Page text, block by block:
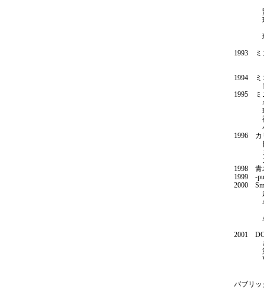
賢者の
現代
現代
1993 ミ
1994 ミ
1994
1995 ミ
名古
現代美
視るこ
小品
1996 カ
日の出
まじめ
スペー
1998 青
1999 -
2000
越後
ART
ART
2001
さまざ
第19
パブリッ